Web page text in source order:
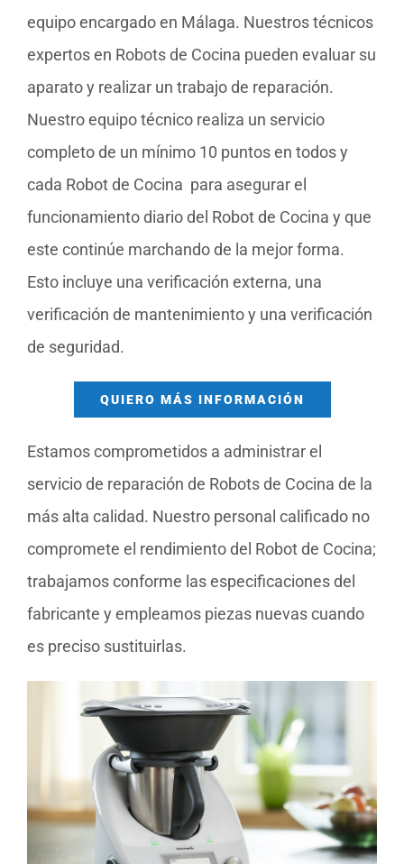
equipo encargado en Málaga. Nuestros técnicos
expertos en Robots de Cocina pueden evaluar su
aparato y realizar un trabajo de reparación.
Nuestro equipo técnico realiza un servicio
completo de un mínimo 10 puntos en todos y
cada Robot de Cocina para asegurar el
funcionamiento diario del Robot de Cocina y que
este continúe marchando de la mejor forma.
Esto incluye una verificación externa, una
verificación de mantenimiento y una verificación
de seguridad.
QUIERO MÁS INFORMACIÓN
Estamos comprometidos a administrar el
servicio de reparación de Robots de Cocina de la
más alta calidad. Nuestro personal calificado no
compromete el rendimiento del Robot de Cocina;
trabajamos conforme las especificaciones del
fabricante y empleamos piezas nuevas cuando
es preciso sustituirlas.